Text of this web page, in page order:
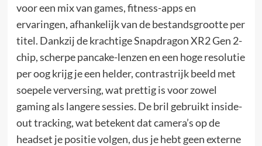
voor een mix van games, fitness-apps en
ervaringen, afhankelijk van de bestandsgrootte per
titel. Dankzij de krachtige Snapdragon XR2 Gen 2-
chip, scherpe pancake-lenzen en een hoge resolutie
per oog krijg je een helder, contrastrijk beeld met
soepele verversing, wat prettig is voor zowel
gaming als langere sessies. De bril gebruikt inside-
out tracking, wat betekent dat camera’s op de
headset je positie volgen, dus je hebt geen externe